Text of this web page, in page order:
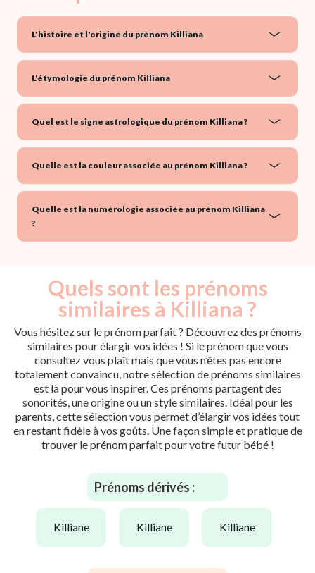
L'histoire et l'origine du prénom Killiana
L'étymologie du prénom Killiana
Quel est le signe astrologique du prénom Killiana ?
Quelle est la couleur associée au prénom Killiana ?
Quelle est la numérologie associée au prénom Killiana
?
Quels sont les prénoms
similaires à Killiana ?
Vous hésitez sur le prénom parfait ? Découvrez des prénoms
similaires pour élargir vos idées ! Si le prénom que vous
consultez vous plaît mais que vous n’êtes pas encore
totalement convaincu, notre sélection de prénoms similaires
est là pour vous inspirer. Ces prénoms partagent des
sonorités, une origine ou un style similaires. Idéal pour les
parents, cette sélection vous permet d’élargir vos idées tout
en restant fidèle à vos goûts. Une façon simple et pratique de
trouver le prénom parfait pour votre futur bébé !
Prénoms dérivés :
killiane killiane killiane